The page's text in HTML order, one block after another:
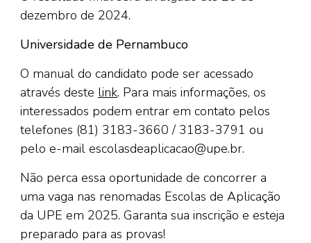
dezembro de 2024.
Universidade de Pernambuco
O manual do candidato pode ser acessado
através deste link. Para mais informações, os
interessados podem entrar em contato pelos
telefones (81) 3183-3660 / 3183-3791 ou
pelo e-mail escolasdeaplicacao@upe.br.
Não perca essa oportunidade de concorrer a
uma vaga nas renomadas Escolas de Aplicação
da UPE em 2025. Garanta sua inscrição e esteja
preparado para as provas!